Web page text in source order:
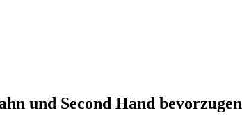
und Second Hand bevorzugen